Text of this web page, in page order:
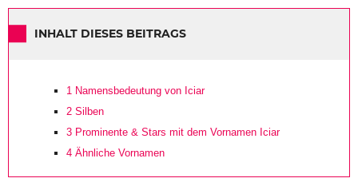
INHALT DIESES BEITRAGS
1 Namensbedeutung von Iciar
2 Silben
3 Prominente & Stars mit dem Vornamen Iciar
4 Ähnliche Vornamen